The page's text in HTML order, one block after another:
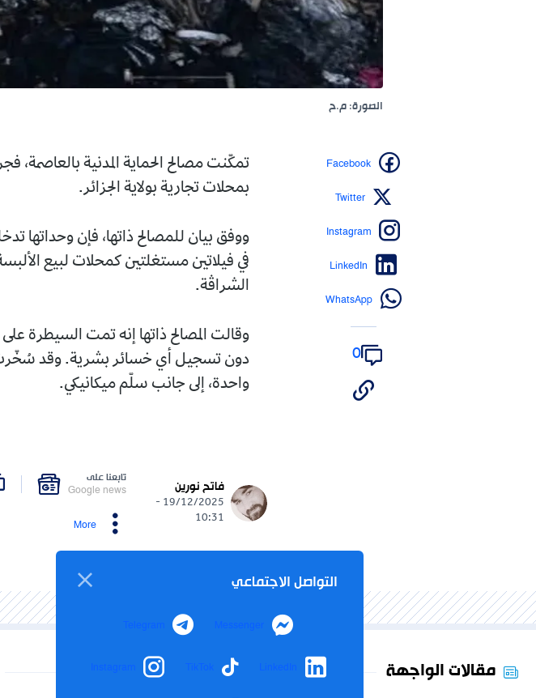
الصورة: م.ح
تمكّنت مصالح الحماية المدنية
بمحلات تجارية بولاية الجزائر.
الشراڤة.
واحدة، إلى جانب سلّم ميكانيكي.
Facebook
Twitter
Instagram
LinkedIn
WhatsApp
0
فاتح نورين
19/12/2025 -
10:31
تابعنا على
Google news
More
التواصل الاجتماعي
Messenger
Telegram
LinkedIn
TikTok
Instagram مقالات الواجهة